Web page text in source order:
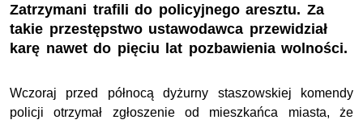
Zatrzymani trafili do policyjnego aresztu. Za
takie przestępstwo ustawodawca przewidział
karę nawet do pięciu lat pozbawienia wolności.
Wczoraj przed północą dyżurny staszowskiej komendy
policji otrzymał zgłoszenie od mieszkańca miasta, że